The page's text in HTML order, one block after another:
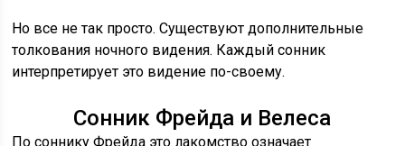
Но все не так просто. Существуют дополнительные
толкования ночного видения. Каждый сонник
интерпретирует это видение по-своему.
Сонник Фрейда и Велеса
По соннику Фрейда это лакомство означает